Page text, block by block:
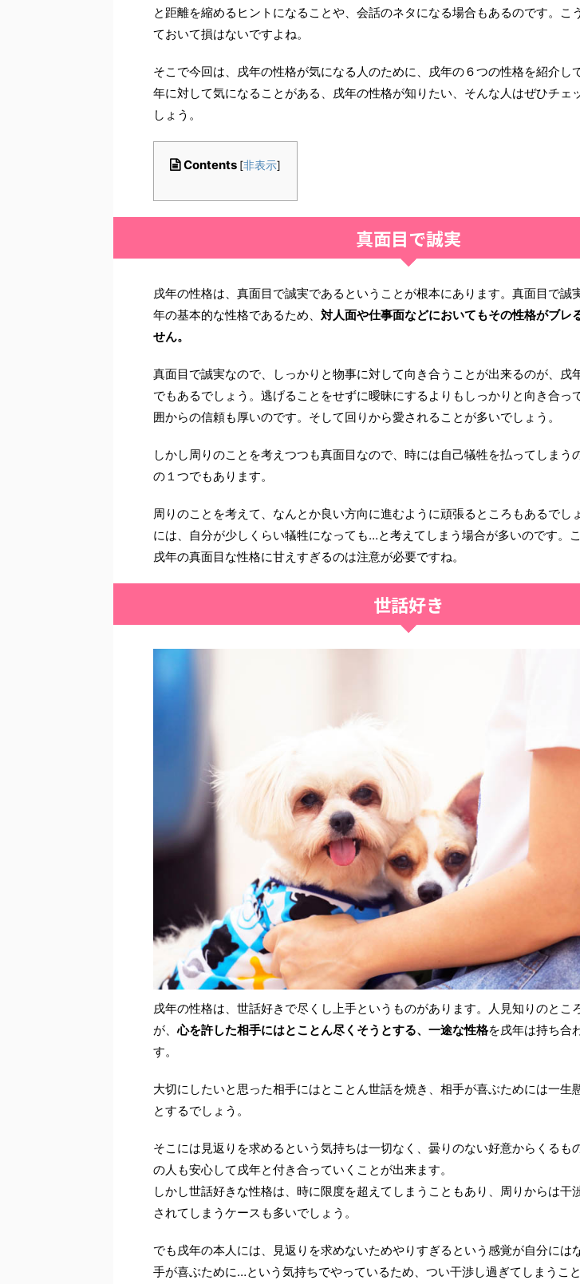
と距離を縮めるヒントになることや、会話のネタになる場合もあるのです。こ
ておいて損はないですよね。
そこで今回は、戌年の性格が気になる人のために、戌年の６つの性格を紹介し
年に対して気になることがある、戌年の性格が知りたい、そんな人はぜひチェ
しょう。
Contents [非表示]
真面目で誠実
戌年の性格は、真面目で誠実であるということが根本にあります。真面目で誠
年の基本的な性格であるため、 対人面や仕事面などにおいてもその性格がブレ
せん。
真面目で誠実なので、しっかりと物事に対して向き合うことが出来るのが、戌
でもあるでしょう。逃げることをせずに曖昧にするよりもしっかりと向き合っ
囲からの信頼も厚いのです。そして回りから愛されることが多いでしょう。
しかし周りのことを考えつつも真面目なので、時には自己犠牲を払ってしまう
の１つでもあります。
周りのことを考えて、なんとか良い方向に進むように頑張るところもあるでし
には、自分が少しくらい犠牲になっても…と考えてしまう場合が多いのです。こ
戌年の真面目な性格に甘えすぎるのは注意が必要ですね。
世話好き
戌年の性格は、世話好きで尽くし上手というものがあります。人見知りのとこ
が、心を許した相手にはとことん尽くそうとする、一途な性格を戌年は持ち合
す。
大切にしたいと思った相手にはとことん世話を焼き、相手が喜ぶためには一生
とするでしょう。
そこには見返りを求めるという気持ちは一切なく、曇りのない好意からくるも
の人も安心して戌年と付き合っていくことが出来ます。
しかし世話好きな性格は、時に限度を超えてしまうこともあり、周りからは干
されてしまうケースも多いでしょう。
でも戌年の本人には、見返りを求めないためやりすぎるという感覚が自分には
手が喜ぶために…という気持ちでやっているため、つい干渉し過ぎてしまうこ